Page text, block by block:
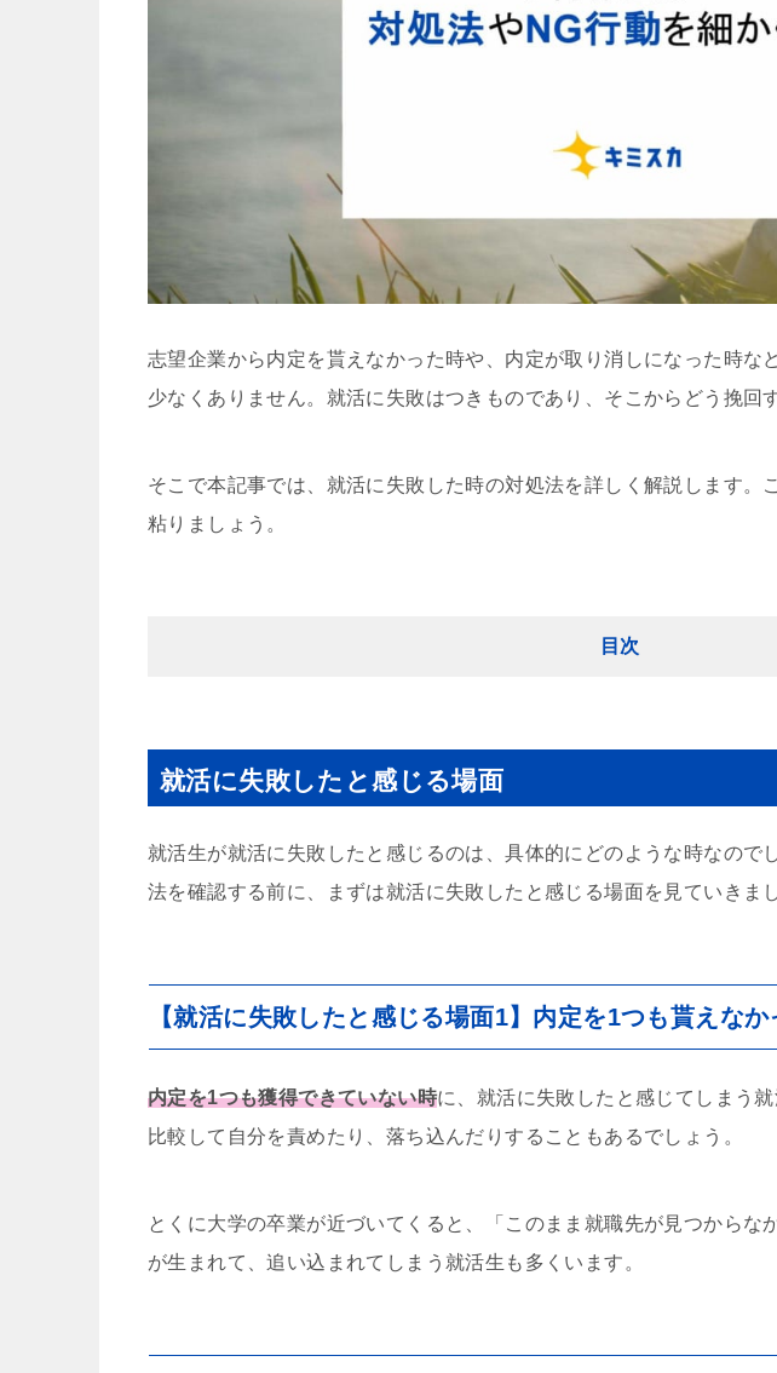
志望企業から内定を貰えなかった時や、内定が取り消しになった時な
少なくありません。就活に失敗はつきものであり、そこからどう挽回
そこで本記事では、就活に失敗した時の対処法を詳しく解説します。
粘りましょう。
目次
就活に失敗したと感じる場面
就活生が就活に失敗したと感じるのは、具体的にどのような時なので
法を確認する前に、まずは就活に失敗したと感じる場面を見ていきま
【就活に失敗したと感じる場面1】内定を1つも貰えなか
内定を1つも獲得できていない時に、就活に失敗したと感じてしまう
比較して自分を責めたり、落ち込んだりすることもあるでしょう。
とくに大学の卒業が近づいてくると、「このまま就職先が見つからな
が生まれて、追い込まれてしまう就活生も多くいます。